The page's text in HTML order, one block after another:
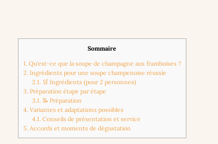
Sommaire
1.Qu’est-ce que la soupe de champagne aux framboises ?
2.Ingrédients pour une soupe champenoise réussie
2.1. 🛒 Ingrédients (pour 2 personnes)
3.Préparation étape par étape
3.1. 📝 Préparation
4.Variantes et adaptations possibles
4.1. Conseils de présentation et service
5.Accords et moments de dégustation